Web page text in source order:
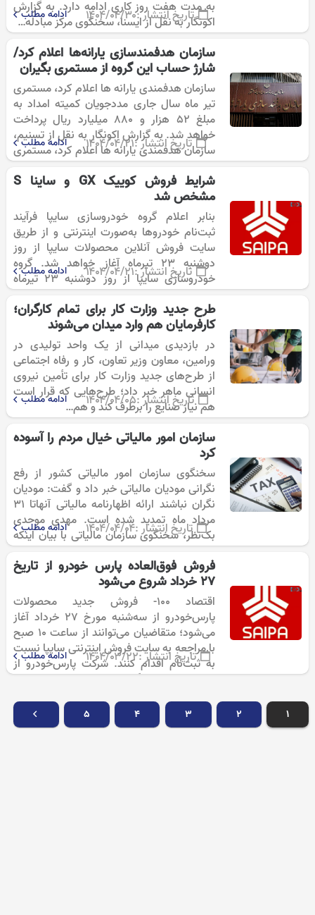
به مدت هفت روز کاری ادامه دارد. به گزارش
اکونگار به نقل از ایسنا، سخنگوی مرکز مبادله…
تاریخ انتشار :۱۴۰۴/۰۴/۳۰ ادامه مطلب
سازمان هدفمندسازی یارانه‌ها اعلام کرد/
شارژ حساب این گروه از مستمری بگیران
سازمان هدفمندی یارانه ها اعلام کرد، مستمری
تیر ماه سال جاری مددجویان کمیته امداد به
مبلغ ۵۲ هزار و ۸۸۰ میلیارد ریال پرداخت
خواهد شد. به گزارش اکونگار به نقل از تسنیم،
سازمان هدفمندی یارانه ها اعلام کرد، مستمری
تیر…
تاریخ انتشار :۱۴۰۴/۰۴/۲۱ ادامه مطلب
مشخص شد
بنابر اعلام گروه خودروسازی سایپا فرآیند
ثبت‌نام خودروها به‌صورت اینترنتی و از طریق
سایت فروش آنلاین محصولات سایپا از روز
دوشنبه ۲۳ تیرماه آغاز خواهد شد. گروه
خودروسازی سایپا از روز دوشنبه ۲۳ تیرماه
۱۴۰۴، مرحله جدیدی از شرایط فروش…
تاریخ انتشار :۱۴۰۴/۰۴/۲۱ ادامه مطلب
طرح جدید وزارت کار برای تمام کارگران؛
کارفرمایان هم وارد میدان می‌شوند
در بازدیدی میدانی از یک واحد تولیدی در
ورامین، معاون وزیر تعاون، کار و رفاه اجتماعی
از طرح‌های جدید وزارت کار برای تأمین نیروی
انسانی ماهر خبر داد؛ طرح‌هایی که قرار است
هم نیاز صنایع را برطرف کند و هم…
تاریخ انتشار :۱۴۰۴/۰۴/۰۵ ادامه مطلب
سازمان امور مالیاتی خیال مردم را آسوده
کرد
سخنگوی سازمان امور مالیاتی کشور از رفع
نگرانی مودیان مالیاتی خبر داد و گفت: مودیان
نگران نباشند ارائه اظهارنامه مالیاتی آنهاتا ۳۱
مرداد ماه تمدید شده است. مهدی موحدی
بک‌نظر، سخنگوی سازمان مالیاتی با بیان اینکه
در حال حاضر برنامه…
تاریخ انتشار :۱۴۰۴/۰۴/۰۴ ادامه مطلب
فروش فوق‌العاده پارس خودرو از تاریخ
27 خرداد شروع می‌شود
اقتصاد 100- فروش جدید محصولات
پارس‌خودرو از سه‌شنبه مورخ ۲۷ خرداد آغاز
می‌شود؛ متقاضیان می‌توانند از ساعت ۱۰ صبح
با مراجعه به سایت فروش اینترنتی سایپا نسبت
به ثبت‌نام اقدام کنند. شرکت پارس‌خودرو از
زیرمجموعه‌های گروه خودروسازی سایپا، با
تاریخ انتشار :۱۴۰۴/۰۳/۲۲ ادامه مطلب
۱ ۲ ۳ ۴ ۵